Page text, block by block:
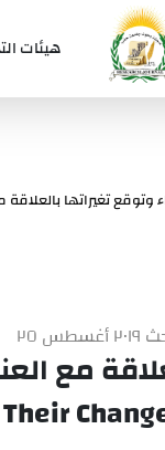
هيئات
وتوقع تغيراتها
٢٥
مع